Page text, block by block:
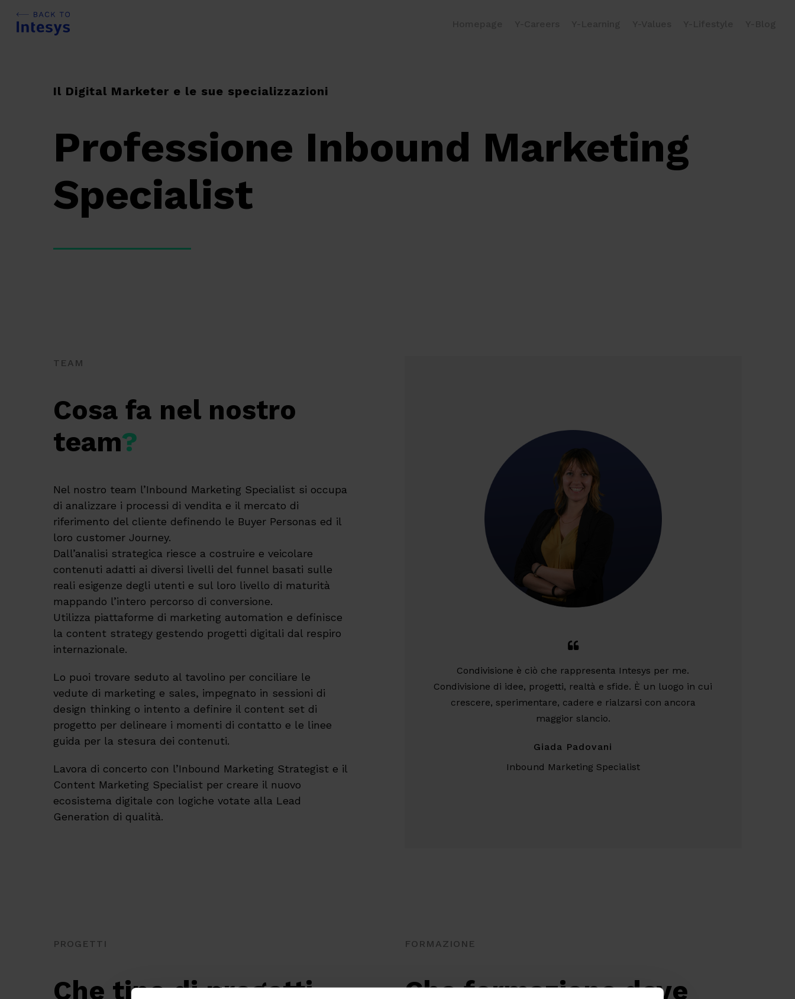
Il Digital Marketer e le sue specializzazioni
Professione Inbound Marketing
Specialist
TEAM
Cosa fa nel nostro
team?
Nel nostro team l’Inbound Marketing Specialist si occupa
di analizzare i processi di vendita e il mercato di
riferimento del cliente definendo le Buyer Personas ed il
loro customer Journey.
Dall’analisi strategica riesce a costruire e veicolare
contenuti adatti ai diversi livelli del funnel basati sulle
reali esigenze degli utenti e sul loro livello di maturità
mappando l’intero percorso di conversione.
Utilizza piattaforme di marketing automation e definisce
la content strategy gestendo progetti digitali dal respiro
internazionale.
Lo puoi trovare seduto al tavolino per conciliare le
vedute di marketing e sales, impegnato in sessioni di
design thinking o intento a definire il content set di
progetto per delineare i momenti di contatto e le linee
guida per la stesura dei contenuti.
Lavora di concerto con l’Inbound Marketing Strategist e il
Content Marketing Specialist per creare il nuovo
ecosistema digitale con logiche votate alla Lead
Generation di qualità.
Condivisione è ciò che rappresenta Intesys per me.
Condivisione di idee, progetti, realtà e sfide. È un luogo in cui
crescere, sperimentare, cadere e rialzarsi con ancora
maggior slancio.
Giada Padovani
Inbound Marketing Specialist
PROGETTI
Che tipo di progetti
FORMAZIONE
Che formazione deve